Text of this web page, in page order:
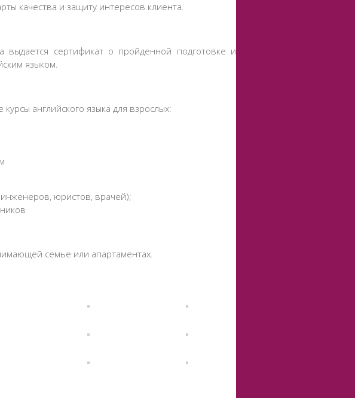
качества и защиту интересов клиента.
выдается сертификат о пройденной подготовке и
языком.
английского языка для взрослых:
юристов, врачей);
семье или апартаментах.